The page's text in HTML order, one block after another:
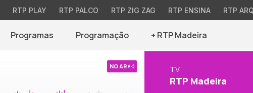
RTP PLAY RTP PALCO RTP ZIG ZAG RTP ENSINA RTP
Programas Programação + RTP Madeira
NO AR TV
RTP Madeira